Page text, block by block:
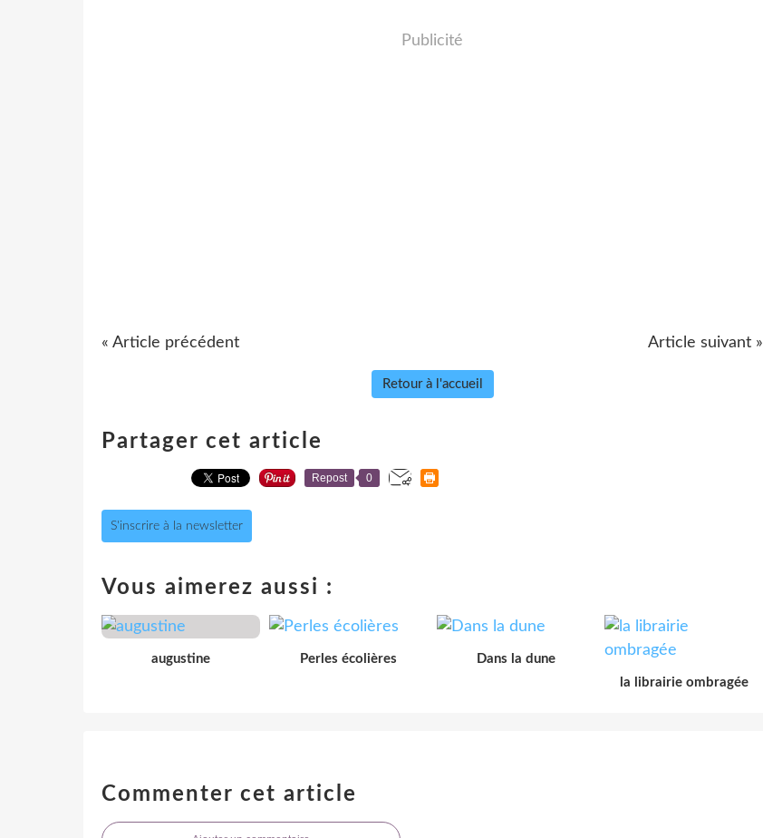
Publicité
« Article précédent Article suivant »
Retour à l'accueil
Partager cet article
Repost 0
S'inscrire à la newsletter
Vous aimerez aussi :
augustine Perles écolières
Dans la dune
la librairie ombragée
Commenter cet article